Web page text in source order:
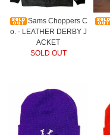
Sams Choppers C
o. - LEATHER DERBY J
ACKET
SOLD OUT